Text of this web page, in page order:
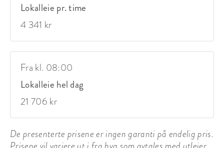
Lokalleie pr. time
4 341 kr
Fra kl. 08:00
Lokalleie hel dag
21 706 kr
De presenterte prisene er ingen garanti på endelig pris.